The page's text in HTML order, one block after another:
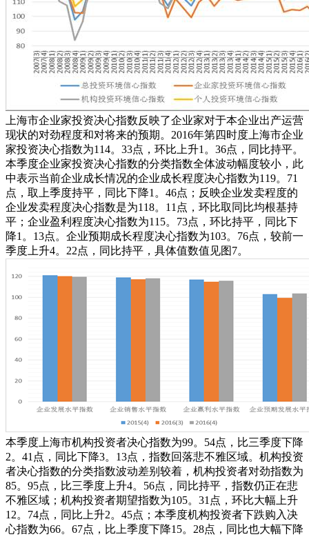
上海市企业家投资决心指数反映了企业家对于本企业出产运营
现状的对劲程度和对将来的预期。2016年第四时度上海市企业
家投资决心指数为114。33点，环比上升1。36点，同比持平。
本季度企业家投资决心指数的分类指数全体波动幅度较小，此
中表示当前企业成长情况的企业成长程度决心指数为119。71
点，取上季度持平，同比下降1。46点；反映企业发卖程度的
企业发卖程度决心指数是为118。11点，环比取同比均根基持
平；企业盈利程度决心指数为115。73点，环比持平，同比下
降1。13点。企业预期成长程度决心指数为103。76点，较前一
季度上升4。22点，同比持平，具体值数值见图7。
本季度上海市机构投资者决心指数为99。54点，比三季度下降
2。41点，同比下降3。13点，指数回落悲不雅区域。机构投资
者决心指数的分类指数波动差别较着，机构投资者对劲指数为
85。95点，比三季度上升4。56点，同比持平，指数仍正在悲
不雅区域；机构投资者期望指数为105。31点，环比大幅上升
12。74点，同比上升2。45点；本季度机构投资者下跌购入决
心指数为66。67点，比上季度下降15。28点，同比也大幅下降